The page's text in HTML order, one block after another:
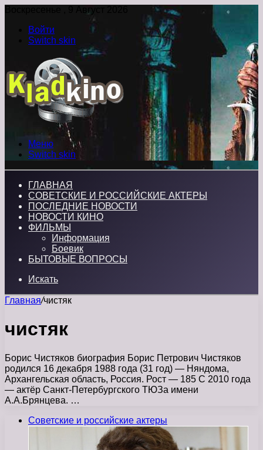
Воскресенье , 9 Август 2026
Войти
Switch skin
Меню
Switch skin
ГЛАВНАЯ
СОВЕТСКИЕ И РОССИЙСКИЕ АКТЕРЫ
ПОСЛЕДНИЕ НОВОСТИ
НОВОСТИ КИНО
ФИЛЬМЫ
Информация
Боевик
БЫТОВЫЕ ВОПРОСЫ
Искать
Главная/чистяк
чистяк
Борис Чистяков биография Борис Петрович Чистяков
родился 16 декабря 1988 года (31 год) — Няндома,
Архангельская область, Россия. Рост — 185 С 2010 года
— актёр Санкт-Петербургского ТЮЗа имени
А.А.Брянцева. …
Советские и российские актеры